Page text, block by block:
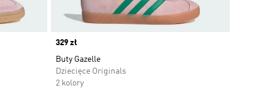
Price
329 zł
Buty Gazelle
Dziecięce Originals
2 kolory